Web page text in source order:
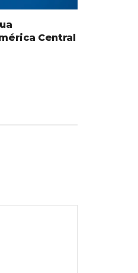
Central